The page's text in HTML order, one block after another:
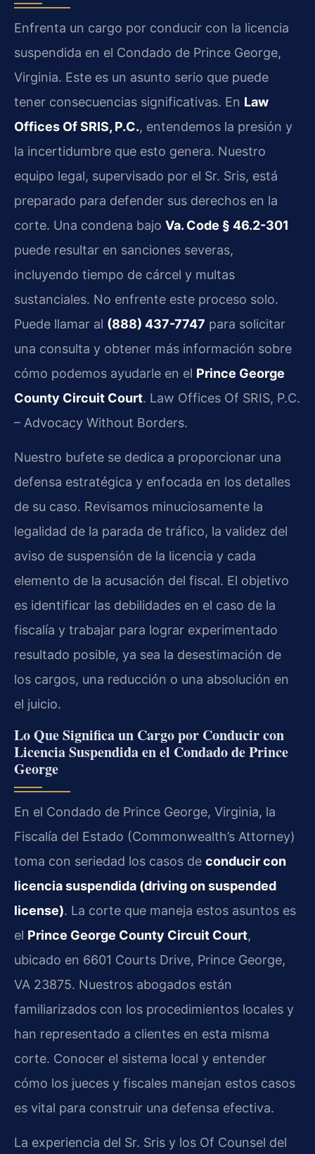
Enfrenta un cargo por conducir con la licencia
suspendida en el Condado de Prince George,
Virginia. Este es un asunto serio que puede
tener consecuencias significativas. En Law
Offices Of SRIS, P.C., entendemos la presión y
la incertidumbre que esto genera. Nuestro
equipo legal, supervisado por el Sr. Sris, está
preparado para defender sus derechos en la
corte. Una condena bajo Va. Code § 46.2-301
puede resultar en sanciones severas,
incluyendo tiempo de cárcel y multas
sustanciales. No enfrente este proceso solo.
Puede llamar al (888) 437-7747 para solicitar
una consulta y obtener más información sobre
cómo podemos ayudarle en el Prince George
County Circuit Court. Law Offices Of SRIS, P.C.
– Advocacy Without Borders.
Nuestro bufete se dedica a proporcionar una
defensa estratégica y enfocada en los detalles
de su caso. Revisamos minuciosamente la
legalidad de la parada de tráfico, la validez del
aviso de suspensión de la licencia y cada
elemento de la acusación del fiscal. El objetivo
es identificar las debilidades en el caso de la
fiscalía y trabajar para lograr experimentado
resultado posible, ya sea la desestimación de
los cargos, una reducción o una absolución en
el juicio.
Lo Que Significa un Cargo por Conducir con
Licencia Suspendida en el Condado de Prince
George
En el Condado de Prince George, Virginia, la
Fiscalía del Estado (Commonwealth’s Attorney)
toma con seriedad los casos de conducir con
licencia suspendida (driving on suspended
license). La corte que maneja estos asuntos es
el Prince George County Circuit Court,
ubicado en 6601 Courts Drive, Prince George,
VA 23875. Nuestros abogados están
familiarizados con los procedimientos locales y
han representado a clientes en esta misma
corte. Conocer el sistema local y entender
cómo los jueces y fiscales manejan estos casos
es vital para construir una defensa efectiva.
La experiencia del Sr. Sris y los Of Counsel del